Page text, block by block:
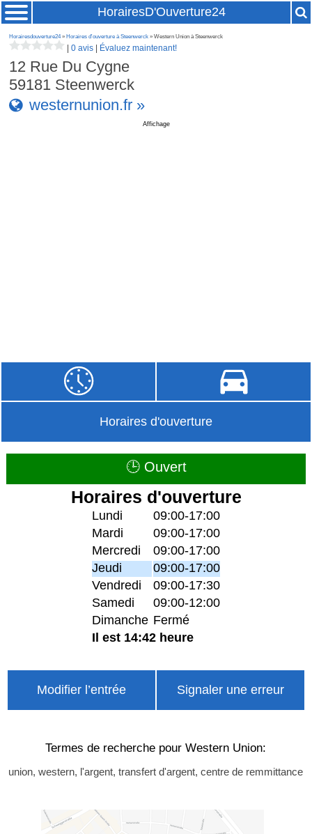
HorairesD'Ouverture24
Horairesdouverture24» Horaires d'ouverture à Steenwerck » Western Union à Steenwerck
|0 avis Évaluez maintenant!
12 Rue Du Cygne
59181 Steenwerck
westernunion.fr »
Affichage
Horaires d'ouverture
🕒 Ouvert
Horaires d'ouverture
Lundi
09:00-17:00
Mardi
09:00-17:00
Mercredi
09:00-17:00
Jeudi
09:00-17:00
Vendredi
09:00-17:30
Samedi
09:00-12:00
Dimanche Fermé
Il est 14:42 heure
Modifier l’entrée Signaler une erreur
Termes de recherche pour Western Union:
union, western, l'argent, transfert d'argent, centre de remmittance